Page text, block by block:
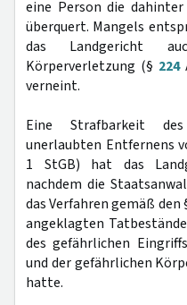
eine Person die
überquert. Mangels
das Landgericht
Körperverletzung (§ 224
verneint.
Eine Strafbarkeit
unerlaubten Entfernens
1 StGB) hat das
nachdem die
das Verfahren gemäß den
angeklagten
des gefährlichen
und der gefährlichen
hatte.